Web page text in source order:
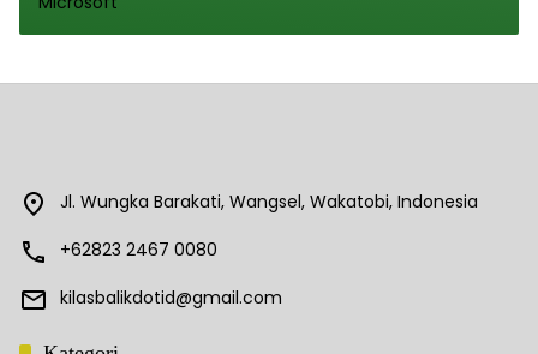
Jl. Wungka Barakati, Wangsel, Wakatobi, Indonesia
+62823 2467 0080
kilasbalikdotid@gmail.com